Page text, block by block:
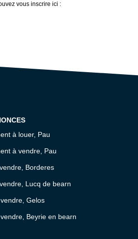
vous inscrire ici :
à louer, Pau
à vendre, Pau
Borderes
Lucq de bearn
Gelos
Beyrie en bearn